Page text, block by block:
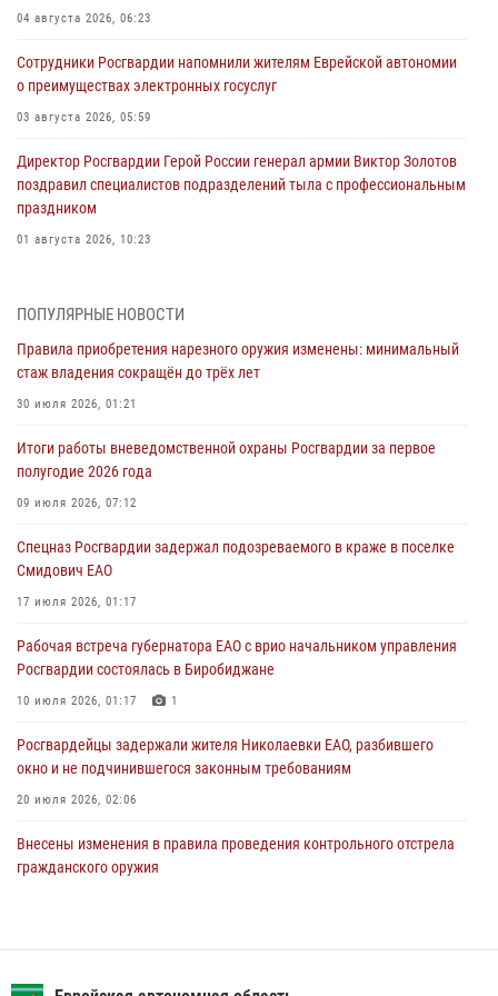
04 августа 2026, 06:23
Сотрудники Росгвардии напомнили жителям Еврейской автономии
о преимуществах электронных госуслуг
03 августа 2026, 05:59
Директор Росгвардии Герой России генерал армии Виктор Золотов
поздравил специалистов подразделений тыла с профессиональным
праздником
01 августа 2026, 10:23
Российской Федерации
В Росгвардии вспоминают российских воинов, погибших в Первой
мировой войне 1914-1918 годов
Внесены изменения в правила проведения контрольного отстрела
гражданского оружия
Правила приобретения нарезного оружия изменены: минимальный
стаж владения сокращён до трёх лет
ПОПУЛЯРНЫЕ НОВОСТИ
Правила приобретения нарезного оружия изменены: минимальный
стаж владения сокращён до трёх лет
30 июля 2026, 01:21
Итоги работы вневедомственной охраны Росгвардии за первое
полугодие 2026 года
09 июля 2026, 07:12
Спецназ Росгвардии задержал подозреваемого в краже в поселке
Смидович ЕАО
17 июля 2026, 01:17
Рабочая встреча губернатора ЕАО с врио начальником управления
Росгвардии состоялась в Биробиджане
10 июля 2026, 01:17 1
Росгвардейцы задержали жителя Николаевки ЕАО, разбившего
окно и не подчинившегося законным требованиям
20 июля 2026, 02:06
Внесены изменения в правила проведения контрольного отстрела
гражданского оружия